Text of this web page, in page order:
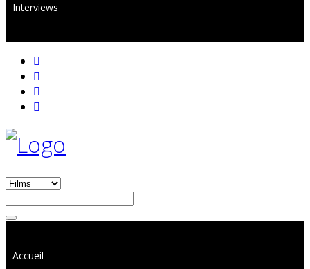
Interviews
Accueil